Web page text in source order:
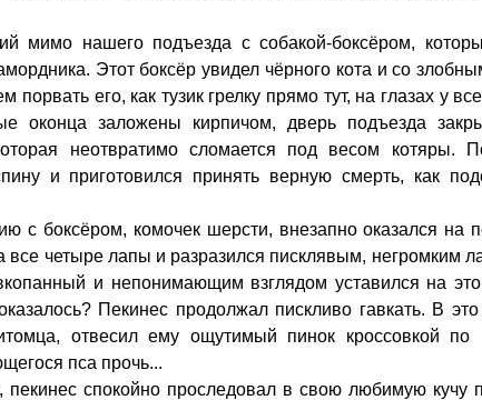
мимо нашего подъезда с собакой-боксёром,
Этот боксёр увидел чёрного кота и со
его, как тузик грелку прямо тут, на глазах у
оконца заложены кирпичом, дверь подъезда
неотвратимо сломается под весом котяры.
и приготовился принять верную смерть, как
с боксёром, комочек шерсти, внезапно оказался на
все четыре лапы и разразился писклявым, негромким
и непонимающим взглядом уставился на
Пекинес продолжал пискливо гавкать. В
отвесил ему ощутимый пинок кроссовкой по
пса прочь...
пекинес спокойно проследовал в свою любимую кучу